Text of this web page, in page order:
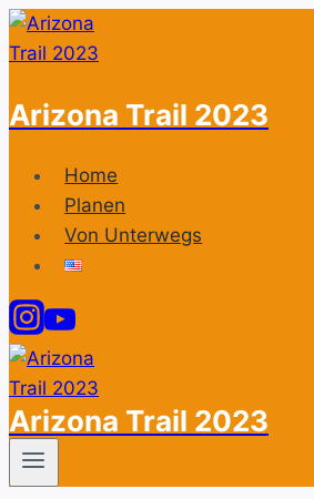
Zum
Inhalt
Arizona Trail 2023
Home
Planen
Von Unterwegs
Arizona Trail 2023